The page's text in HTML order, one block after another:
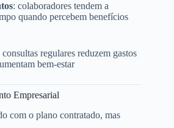
: colaboradores tendem a
quando percebem benefícios
consultas regulares reduzem gastos
bem-estar
Empresarial
com o plano contratado, mas